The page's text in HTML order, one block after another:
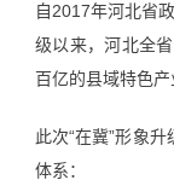
自2017年河北省
级以来，河北全
百亿的县域特色产
此次“在冀”形象
体系：